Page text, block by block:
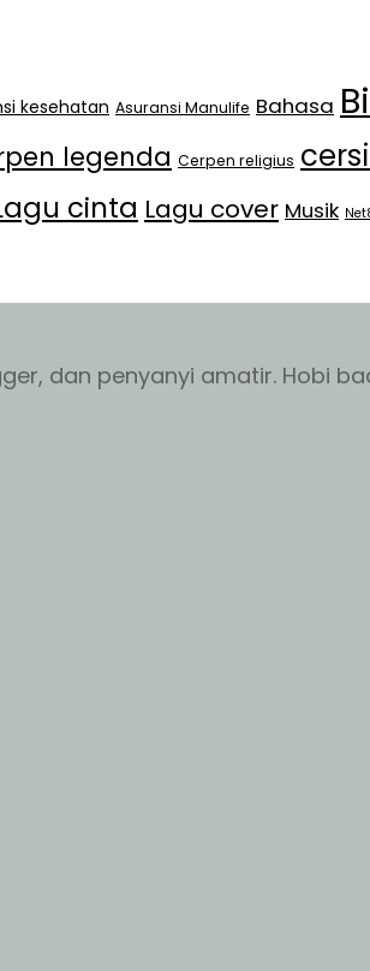
kesehatan Asuransi Manulife Bahasa
legenda Cerpen religius
cinta Lagu cover Musik
dan penyanyi amatir. Hobi